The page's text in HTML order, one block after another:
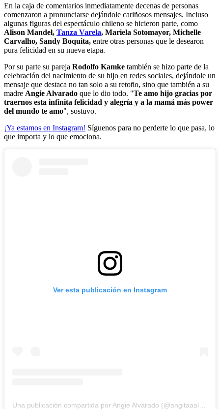
En la caja de comentarios inmediatamente decenas de personas
comenzaron a pronunciarse dejándole cariñosos mensajes. Incluso
algunas figuras del espectáculo chileno se hicieron parte, como
Alison Mandel, Tanza Varela, Mariela Sotomayor, Michelle
Carvalho, Sandy Boquita, entre otras personas que le desearon
pura felicidad en su nueva etapa.
Por su parte su pareja Rodolfo Kamke también se hizo parte de la
celebración del nacimiento de su hijo en redes sociales, dejándole un
mensaje que destaca no tan solo a su retoño, sino que también a su
madre Angie Alvarado que lo dio todo. "Te amo hijo gracias por
traernos esta infinita felicidad y alegría y a la mamá más power
del mundo te amo", sostuvo.
¡Ya estamos en Instagram! Síguenos para no perderte lo que pasa, lo
que importa y lo que emociona.
Ver esta publicación en Instagram